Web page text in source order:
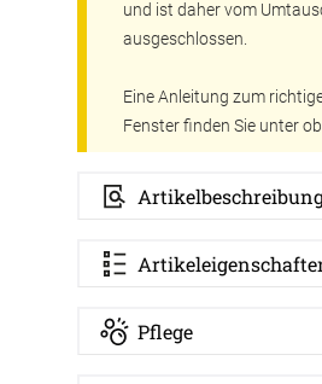
und ist daher vom
ausgeschlossen.
Eine Anleitung zum
Fenster finden Sie unter
Pflege